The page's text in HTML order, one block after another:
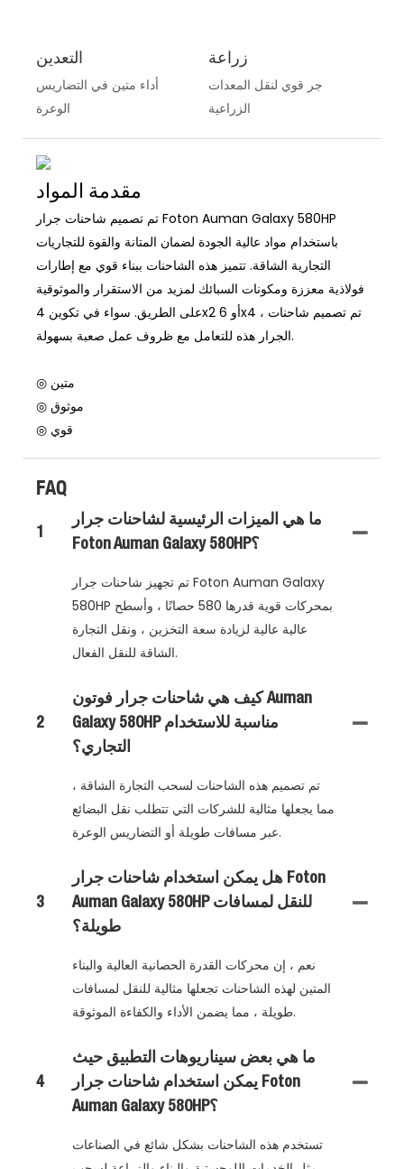
التعدين
أداء متين في التضاريس
الوعرة
زراعة
جر قوي لنقل المعدات
الزراعية
مقدمة المواد
تم تصميم شاحنات جرار Foton Auman Galaxy 580HP
باستخدام مواد عالية الجودة لضمان المتانة والقوة للتجاريات
التجارية الشاقة. تتميز هذه الشاحنات ببناء قوي مع إطارات
فولاذية معززة ومكونات السبائك لمزيد من الاستقرار والموثوقية
على الطريق. سواء في تكوين 4x2 أو 6x4 ، تم تصميم شاحنات
الجرار هذه للتعامل مع ظروف عمل صعبة بسهولة.
◎ موثوق
◎ قوي
FAQ
1
ما هي الميزات الرئيسية لشاحنات جرار
Foton Auman Galaxy 580HP؟
تم تجهيز شاحنات جرار Foton Auman Galaxy
580HP بمحركات قوية قدرها 580 حصانًا ، وأسطح
عالية عالية لزيادة سعة التخزين ، ونقل التجارة
الشاقة للنقل الفعال.
2
كيف هي شاحنات جرار فوتون Auman
Galaxy 580HP مناسبة للاستخدام
التجاري؟
تم تصميم هذه الشاحنات لسحب التجارة الشاقة ،
مما يجعلها مثالية للشركات التي تتطلب نقل البضائع
عبر مسافات طويلة أو التضاريس الوعرة.
3
هل يمكن استخدام شاحنات جرار Foton
Auman Galaxy 580HP للنقل لمسافات
طويلة؟
نعم ، إن محركات القدرة الحصانية العالية والبناء
المتين لهذه الشاحنات تجعلها مثالية للنقل لمسافات
طويلة ، مما يضمن الأداء والكفاءة الموثوقة.
4
ما هي بعض سيناريوهات التطبيق حيث
يمكن استخدام شاحنات جرار Foton
Auman Galaxy 580HP؟
تستخدم هذه الشاحنات بشكل شائع في الصناعات